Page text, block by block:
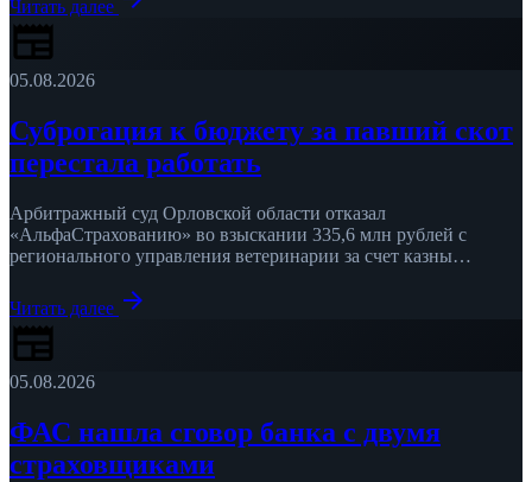
Читать далее
newspaper
05.08.2026
Суброгация к бюджету за павший скот
перестала работать
Арбитражный суд Орловской области отказал
«АльфаСтрахованию» во взыскании 335,6 млн рублей с
регионального управления ветеринарии за счет казны
Читать далее arrow_forward
newspaper
05.08.2026
ФАС нашла сговор банка с двумя
страховщиками